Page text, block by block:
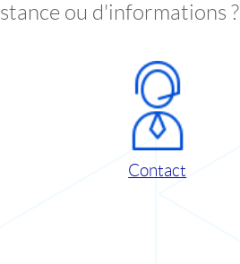
ou d'informations ?
Contact